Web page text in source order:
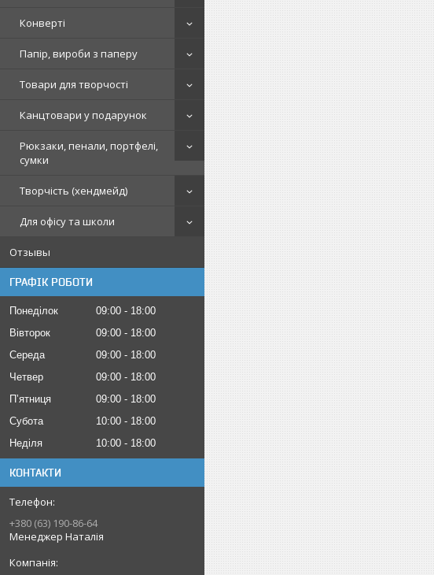
Конверті
Папір, вироби з паперу
Товари для творчості
Канцтовари у подарунок
Рюкзаки, пенали, портфелі,
сумки
Творчість (хендмейд)
Для офісу та школи
Отзывы
ГРАФІК РОБОТИ
Понеділок 09:00
18:00
Вівторок
09:00
18:00
Середа
09:00
18:00
Четвер
09:00
18:00
Пʼятниця
09:00
18:00
Субота
10:00
18:00
Неділя
10:00 18:00
КОНТАКТИ
+380 (63) 190-86-64
Менеджер Наталія